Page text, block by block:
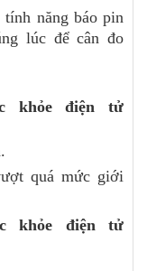
năng báo pin
lúc để cân đo
khỏe điện tử
quá mức giới
khỏe điện tử